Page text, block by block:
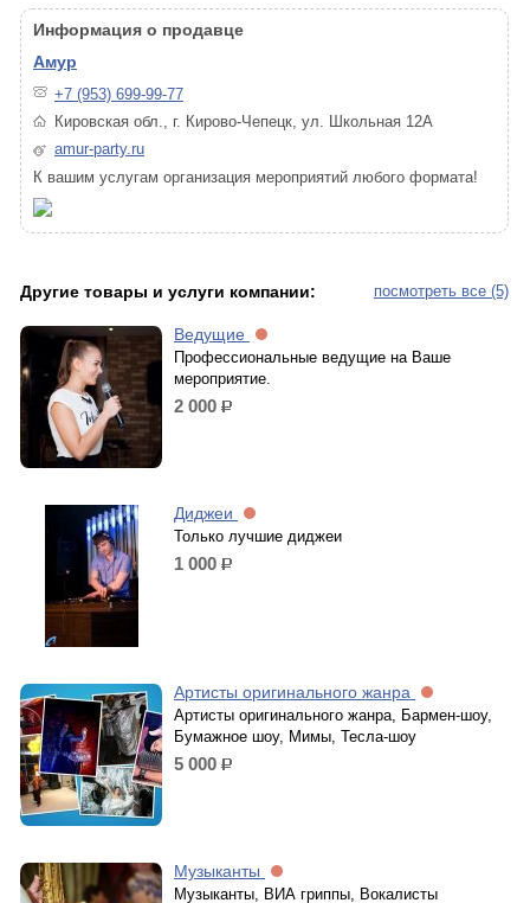
Информация о продавце
Амур
+7 (953) 699-99-77
Кировская обл., г. Кирово-Чепецк, ул. Школьная 12А
amur-party.ru
К вашим услугам организация мероприятий любого формата!
посмотреть все (5)
Другие товары и услуги компании:
Ведущие
Профессиональные ведущие на Ваше
мероприятие.
2 000 р.
Диджеи
Только лучшие диджеи
1 000 р.
Артисты оригинального жанра
Артисты оригинального жанра, Бармен-шоу,
Бумажное шоу, Мимы, Тесла-шоу
5 000 р.
Музыканты
Музыканты, ВИА гриппы, Вокалисты